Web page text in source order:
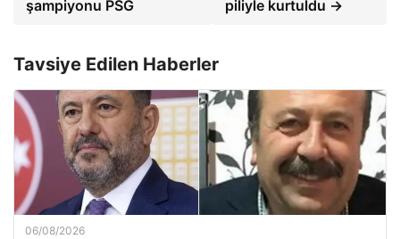
şampiyonu PSG
piliyle kurtuldu →
Tavsiye Edilen Haberler
06/08/2026